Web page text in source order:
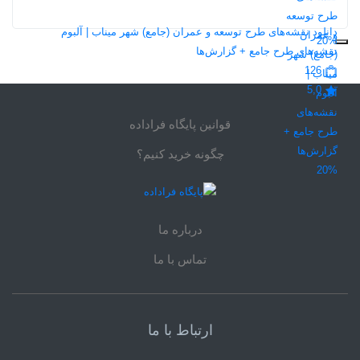
20%
20%
دانلود نقشه‌های طرح توسعه و عمران (جامع) شهر میناب | آلبوم
نقشه‌های طرح جامع + گزارش‌ها
126
5,0
قوانین پایگاه فراداده
چگونه خرید کنیم؟
درباره ما
تماس با ما
ارتباط با ما